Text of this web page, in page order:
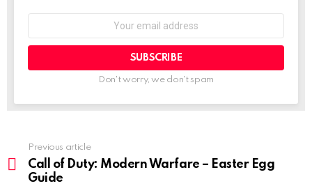
Don't worry, we don't spam
more
Previous article
Call of Duty: Modern Warfare – Easter Egg
Guide